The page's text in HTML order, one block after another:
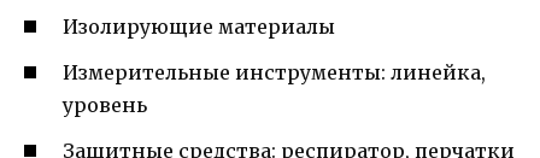
Изолирующие материалы
Измерительные инструменты: линейка,
уровень
Защитные средства: респиратор, перчатки